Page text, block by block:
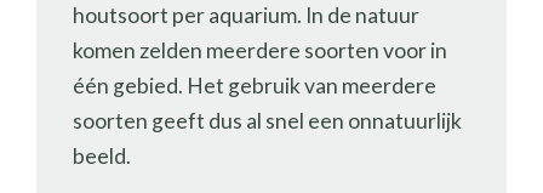
houtsoort per aquarium. In de natuur
komen zelden meerdere soorten voor in
één gebied. Het gebruik van meerdere
soorten geeft dus al snel een onnatuurlijk
beeld.